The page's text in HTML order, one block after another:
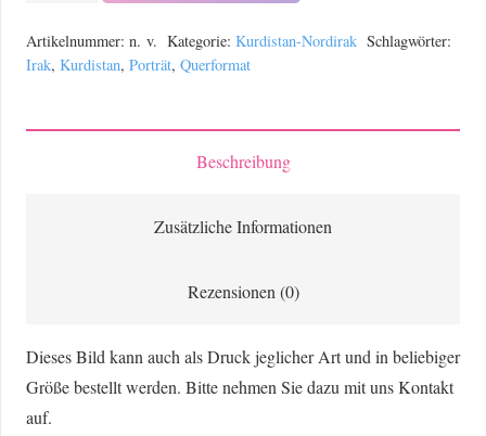
steht
Kurdistan
im
Irak
Artikelnummer: n. v. Kategorie: Kurdistan-Nordirak Schlagwörter:
Irak, Kurdistan, Porträt, Querformat
Beschreibung
Zusätzliche Informationen
Rezensionen (0)
Dieses Bild kann auch als Druck jeglicher Art und in beliebiger
Größe bestellt werden. Bitte nehmen Sie dazu mit uns Kontakt
auf.